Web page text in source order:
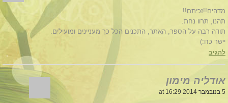
מדהים!!זכיתם!!
תהנו, תרוו נחת.
תודה רבה על הספר, האתר, התכנים הכל כך מעניינים ומועילים.
יישר כח:)
להגיב
אודליה מימון
5 בנובמבר 2014 at 16:29